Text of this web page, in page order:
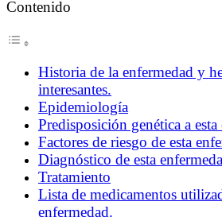
Contenido
Historia de la enfermedad y
interesantes.
Epidemiología
Predisposición genética a esta
Factores de riesgo de esta
Diagnóstico de esta
Tratamiento
Lista de medicamentos
enfermedad.